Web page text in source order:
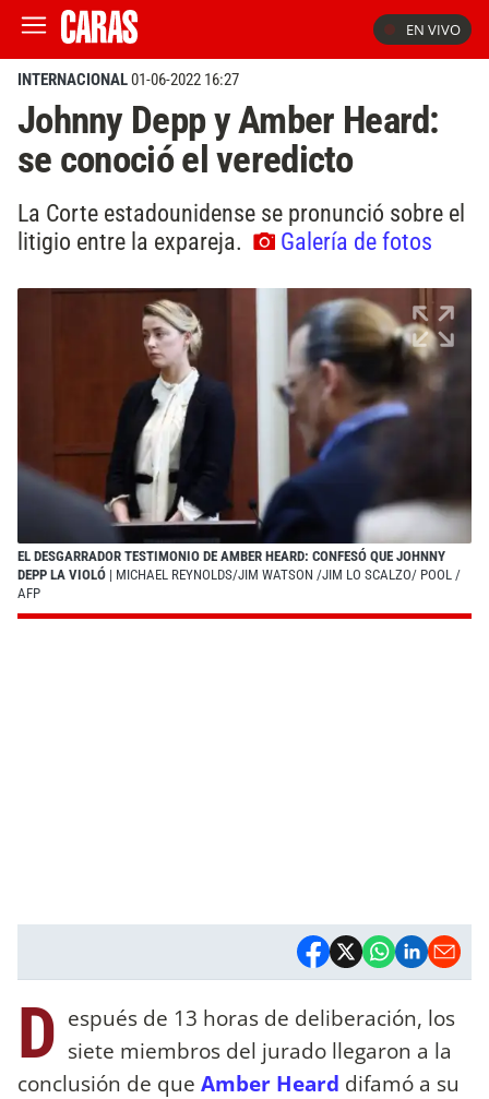
EN VIVO
INTERNACIONAL01-06-2022 16:27
Johnny Depp y Amber Heard:
se conoció el veredicto
La Corte estadounidense se pronunció sobre el
litigio entre la expareja.
Galería de fotos
EL DESGARRADOR TESTIMONIO DE AMBER HEARD: CONFESÓ QUE JOHNNY
DEPP LA VIOLÓ | MICHAEL REYNOLDS/JIM WATSON /JIM LO SCALZO/ POOL /
AFP
D espués de 13 horas de deliberación, los
siete miembros del jurado llegaron a la
conclusión de que Amber Heard difamó a su